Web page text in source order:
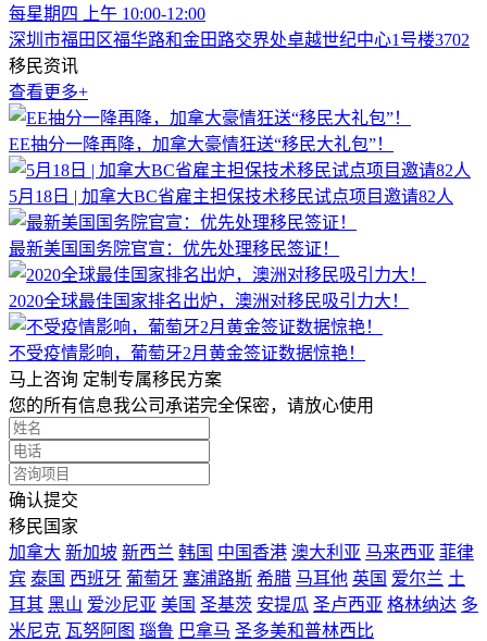
每星期四 上午 10:00-12:00
深圳市福田区福华路和金田路交界处卓越世纪中心1号楼3702
移民资讯
查看更多+
EE抽分一降再降，加拿大豪情狂送“移民大礼包”！
5月18日 | 加拿大BC省雇主担保技术移民试点项目邀请82人
最新美国国务院官宣：优先处理移民签证！
2020全球最佳国家排名出炉，澳洲对移民吸引力大！
不受疫情影响，葡萄牙2月黄金签证数据惊艳！
马上咨询 定制专属移民方案
您的所有信息我公司承诺完全保密，请放心使用
确认提交
移民国家
加拿大 新加坡 新西兰 韩国 中国香港 澳大利亚 马来西亚 菲律
宾 泰国 西班牙 葡萄牙 塞浦路斯 希腊 马耳他 英国 爱尔兰 土
耳其 黑山 爱沙尼亚 美国 圣基茨 安提瓜 圣卢西亚 格林纳达 多
米尼克 瓦努阿图 瑙鲁 巴拿马 圣多美和普林西比